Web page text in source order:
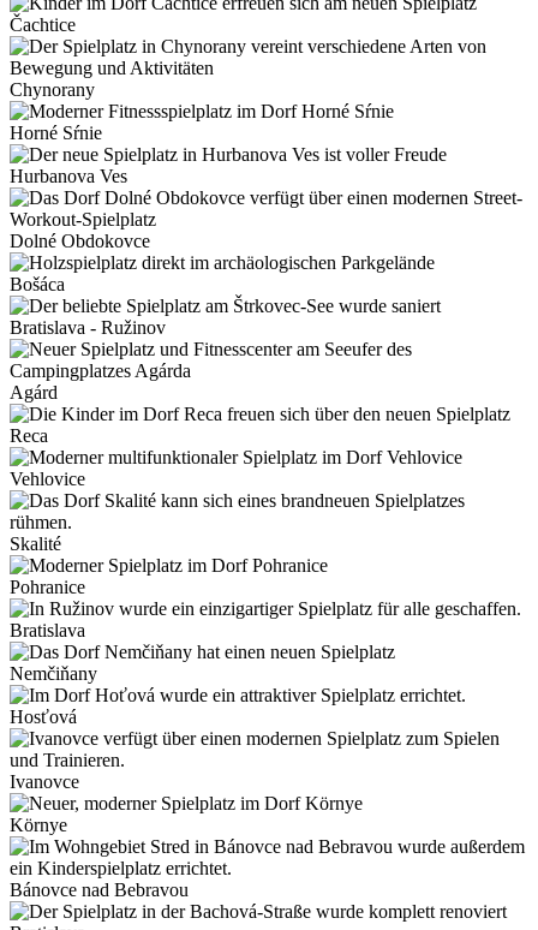
Čachtice
Chynorany
Horné Sŕnie
Hurbanova Ves
Dolné Obdokovce
Bošáca
Bratislava - Ružinov
Agárd
Reca
Vehlovice
Skalité
Pohranice
Bratislava
Nemčiňany
Hosťová
Ivanovce
Környe
Bánovce nad Bebravou